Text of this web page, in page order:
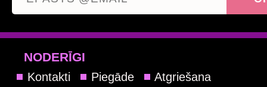
NODERĪGI
Kontakti Piegāde
Atgriešana